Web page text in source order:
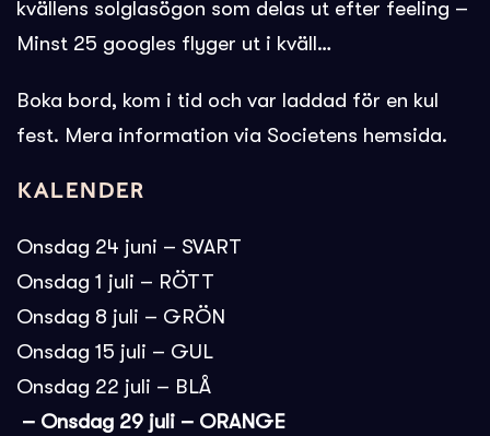
kvällens solglasögon som delas ut efter feeling –
Minst 25 googles flyger ut i kväll…
Boka bord, kom i tid och var laddad för en kul
fest. Mera information via Societens hemsida.
Kalender
Onsdag 24 juni – SVART
Onsdag 1 juli – RÖTT
Onsdag 8 juli – GRÖN
Onsdag 15 juli – GUL
Onsdag 22 juli – BLÅ
– Onsdag 29 juli – ORANGE